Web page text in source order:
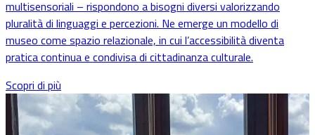
multisensoriali – rispondono a bisogni diversi valorizzando
pluralità di linguaggi e percezioni. Ne emerge un modello di
museo come spazio relazionale, in cui l’accessibilità diventa
pratica continua e condivisa di cittadinanza culturale.
Scopri di più